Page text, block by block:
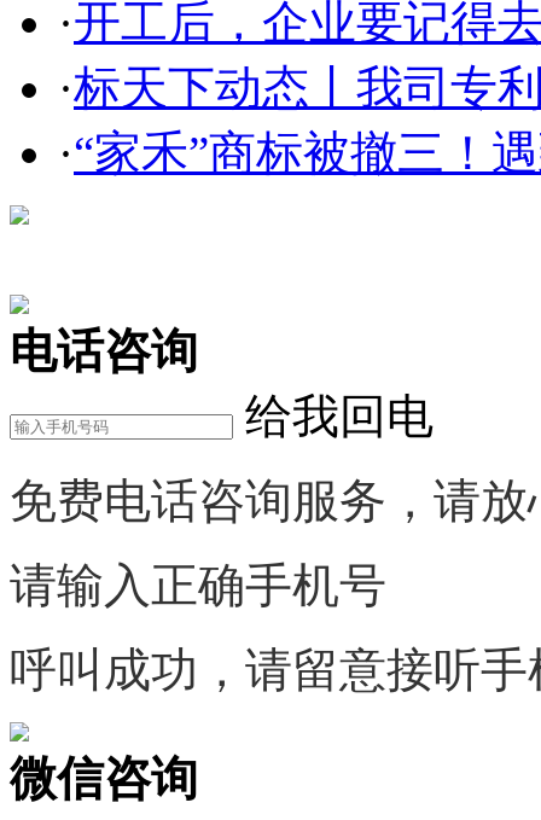
·开工后，企业要记得
·标天下动态丨我司专
·“家禾”商标被撤三！
电话咨询
给我回电
免费电话咨询服务，请放
请输入正确手机号
呼叫成功，请留意接听手
微信咨询